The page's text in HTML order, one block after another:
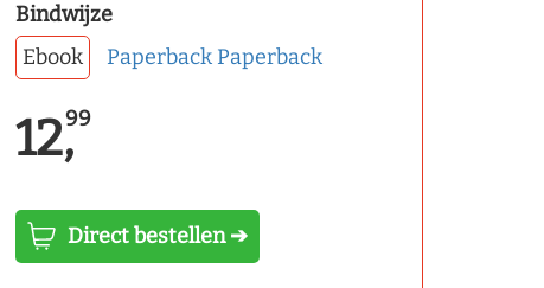
Bindwijze
Ebook
Paperback Paperback
12,99
Direct bestellen ➔